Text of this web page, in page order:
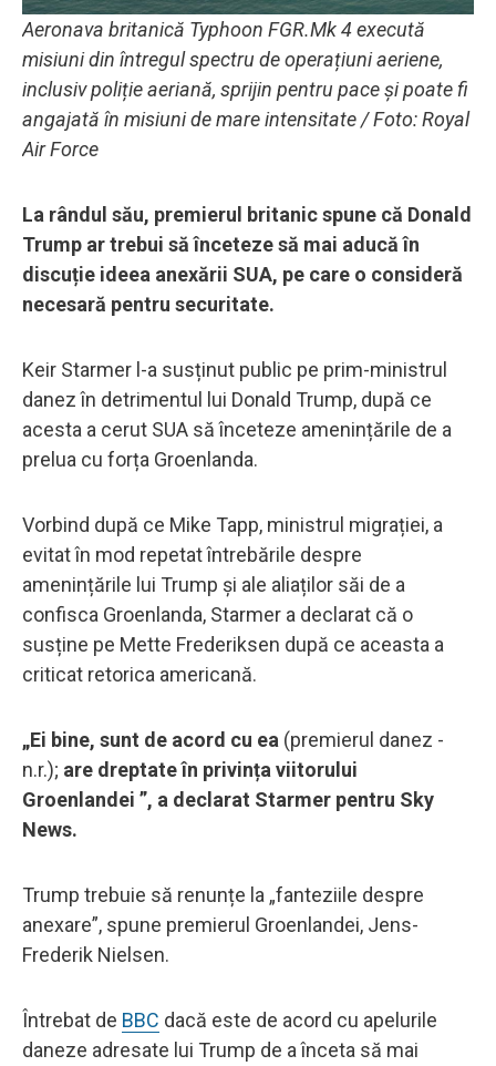
Aeronava britanică Typhoon FGR.Mk 4 execută
misiuni din întregul spectru de operațiuni aeriene,
inclusiv poliție aeriană, sprijin pentru pace și poate fi
angajată în misiuni de mare intensitate / Foto: Royal
Air Force
La rândul său, premierul britanic spune că Donald
Trump ar trebui să înceteze să mai aducă în
discuție ideea anexării SUA, pe care o consideră
necesară pentru securitate.
Keir Starmer l-a susținut public pe prim-ministrul
danez în detrimentul lui Donald Trump, după ce
acesta a cerut SUA să înceteze amenințările de a
prelua cu forța Groenlanda.
Vorbind după ce Mike Tapp, ministrul migrației, a
evitat în mod repetat întrebările despre
amenințările lui Trump și ale aliaților săi de a
confisca Groenlanda, Starmer a declarat că o
susține pe Mette Frederiksen după ce aceasta a
criticat retorica americană.
„Ei bine, sunt de acord cu ea (premierul danez -
n.r.); are dreptate în privința viitorului
Groenlandei ”, a declarat Starmer pentru Sky
News.
Trump trebuie să renunțe la „fanteziile despre
anexare”, spune premierul Groenlandei, Jens-
Frederik Nielsen.
Întrebat de BBC dacă este de acord cu apelurile
daneze adresate lui Trump de a înceta să mai